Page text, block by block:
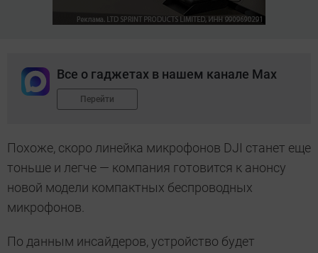
Все о гаджетах в нашем канале Max
Перейти
Похоже, скоро линейка микрофонов DJI станет еще
тоньше и легче — компания готовится к анонсу
новой модели компактных беспроводных
микрофонов.
По данным инсайдеров, устройство будет